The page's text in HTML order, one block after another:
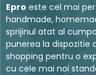
Epro este cel mai
handmade,
sprijinul atat al
punerea la dispozitie
shopping pentru o
cu cele mai noi